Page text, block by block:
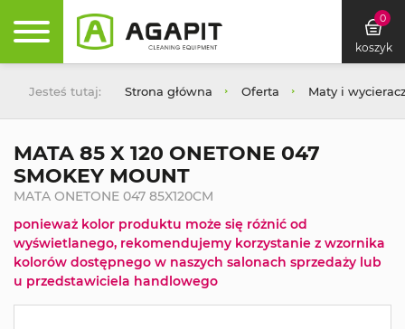
0
koszyk
Jesteś tutaj: Strona główna Oferta Maty i
MATA 85 X 120 ONETONE 047
SMOKEY MOUNT
MATA ONETONE 047 85X120CM
ponieważ kolor produktu może się różnić od
wyświetlanego, rekomendujemy korzystanie z wzornika
kolorów dostępnego w naszych salonach sprzedaży lub
u przedstawiciela handlowego